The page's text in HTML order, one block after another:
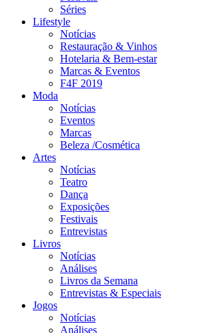
Séries
Lifestyle
Notícias
Restauração & Vinhos
Hotelaria & Bem-estar
Marcas & Eventos
F4F 2019
Moda
Notícias
Eventos
Marcas
Beleza /Cosmética
Artes
Notícias
Teatro
Dança
Exposições
Festivais
Entrevistas
Livros
Notícias
Análises
Livros da Semana
Entrevistas & Especiais
Jogos
Notícias
Análises